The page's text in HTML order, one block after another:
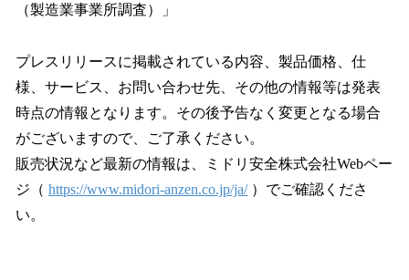
（製造業事業所調査）」
プレスリリースに掲載されている内容、製品価格、仕
様、サービス、お問い合わせ先、その他の情報等は発表
時点の情報となります。その後予告なく変更となる場合
がございますので、ご了承ください。
販売状況など最新の情報は、ミドリ安全株式会社Webペー
ジ（ https://www.midori-anzen.co.jp/ja/）でご確認くださ
い。